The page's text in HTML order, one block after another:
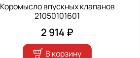
Коромысло впускных клапанов
21050101601
2 914 ₽
В корзину